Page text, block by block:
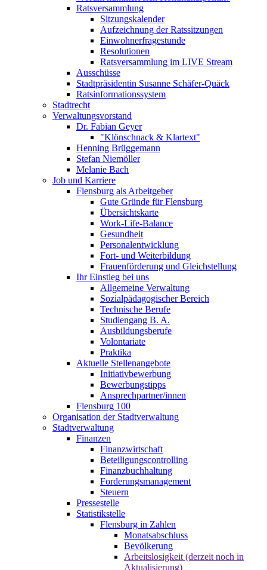
Ratsversammlung
Sitzungskalender
Aufzeichnung der Ratssitzungen
Einwohnerfragestunde
Resolutionen
Ratsversammlung im LIVE Stream
Ausschüsse
Stadtpräsidentin Susanne Schäfer-Quäck
Ratsinformationssystem
Stadtrecht
Verwaltungsvorstand
Dr. Fabian Geyer
"Klönschnack & Klartext"
Henning Brüggemann
Stefan Niemöller
Melanie Bach
Job und Karriere
Flensburg als Arbeitgeber
Gute Gründe für Flensburg
Übersichtskarte
Work-Life-Balance
Gesundheit
Personalentwicklung
Fort- und Weiterbildung
Frauenförderung und Gleichstellung
Ihr Einstieg bei uns
Allgemeine Verwaltung
Sozialpädagogischer Bereich
Technische Berufe
Studiengang B. A.
Ausbildungsberufe
Volontariate
Praktika
Aktuelle Stellenangebote
Initiativbewerbung
Bewerbungstipps
Ansprechpartner/innen
Flensburg 100
Organisation der Stadtverwaltung
Stadtverwaltung
Finanzen
Finanzwirtschaft
Beteiligungscontrolling
Finanzbuchhaltung
Forderungsmanagement
Steuern
Pressestelle
Statistikstelle
Flensburg in Zahlen
Monatsabschluss
Bevölkerung
Arbeitslosigkeit (derzeit noch in
Aktualisierung)